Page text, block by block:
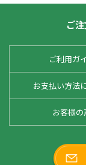
ご
ご利用ガ
お支払い方法
お客様の